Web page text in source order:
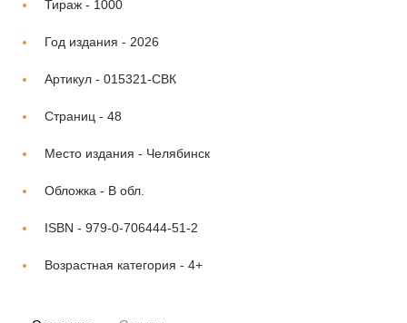
Тираж - 1000
Год издания - 2026
Артикул - 015321-СВК
Страниц - 48
Место издания - Челябинск
Обложка - В обл.
ISBN - 979-0-706444-51-2
Возрастная категория - 4+